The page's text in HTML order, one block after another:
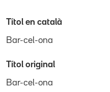
Títol en català
Bar-cel-ona
Títol original
Bar-cel-ona